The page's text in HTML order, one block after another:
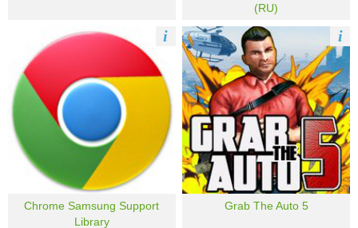
(RU)
Chrome Samsung Support
Library
i
Grab The Auto 5
i